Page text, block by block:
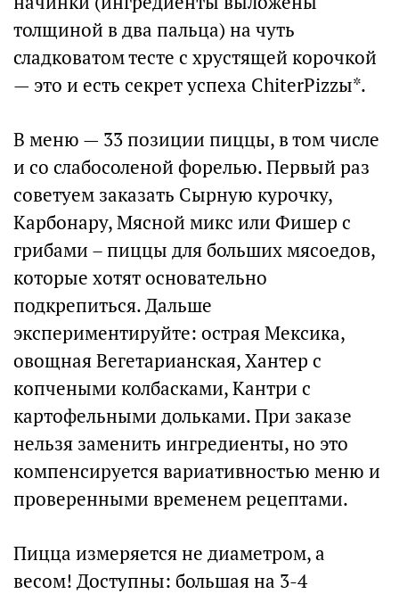
толщиной в два пальца) на чуть
сладковатом тесте с хрустящей корочкой
— это и есть секрет успеха ChiterPizzы*.
В меню — 33 позиции пиццы, в том числе
и со слабосоленой форелью. Первый раз
советуем заказать Сырную курочку,
Карбонару, Мясной микс или Фишер с
грибами – пиццы для больших мясоедов,
которые хотят основательно
подкрепиться. Дальше
экспериментируйте: острая Мексика,
овощная Вегетарианская, Хантер с
копчеными колбасками, Кантри с
картофельными дольками. При заказе
нельзя заменить ингредиенты, но это
компенсируется вариативностью меню и
проверенными временем рецептами.
Пицца измеряется не диаметром, а
весом! Доступны: большая на 3-4